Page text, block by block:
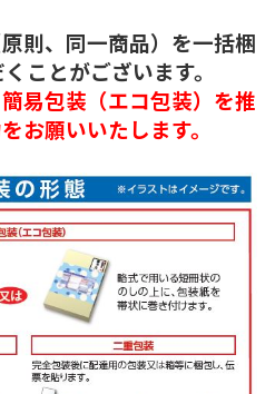
則、同一商品）を一括梱
ことがございます。
易包装（エコ包装）を推
お願いいたします。